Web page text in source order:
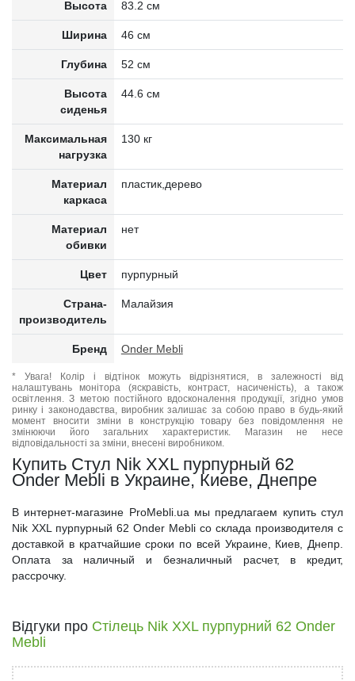
Высота 83.2 см
Ширина 46 см
Глубина 52 см
Высота
сиденья
44.6 см
Максимальная
нагрузка
130 кг
Материал
каркаса
пластик,дерево
Материал
обивки
нет
Цвет пурпурный
Страна-
производитель
Малайзия
Бренд Onder Mebli
* Увага! Колір і відтінок можуть відрізнятися, в залежності від
налаштувань монітора (яскравість, контраст, насиченість), а також
освітлення. З метою постійного вдосконалення продукції, згідно умов
ринку і законодавства, виробник залишає за собою право в будь-який
момент вносити зміни в конструкцію товару без повідомлення не
змінюючи його загальних характеристик. Магазин не несе
відповідальності за зміни, внесені виробником.
Купить Стул Nik XXL пурпурный 62
Onder Mebli в Украине, Киеве, Днепре
В интернет-магазине ProMebli.ua мы предлагаем купить стул
Nik XXL пурпурный 62 Onder Mebli со склада производителя с
доставкой в кратчайшие сроки по всей Украине, Киев, Днепр.
Оплата за наличный и безналичный расчет, в кредит,
рассрочку.
Відгуки про Стілець Nik XXL пурпурний 62 Onder
Mebli